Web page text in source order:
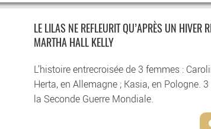
LE LILAS NE REFLEURIT QU’APRÈS UN HIVER
MARTHA HALL KELLY
L’histoire entrecroisée de 3 femmes :
Herta, en Allemagne ; Kasia, en Pologne.
la Seconde Guerre Mondiale.